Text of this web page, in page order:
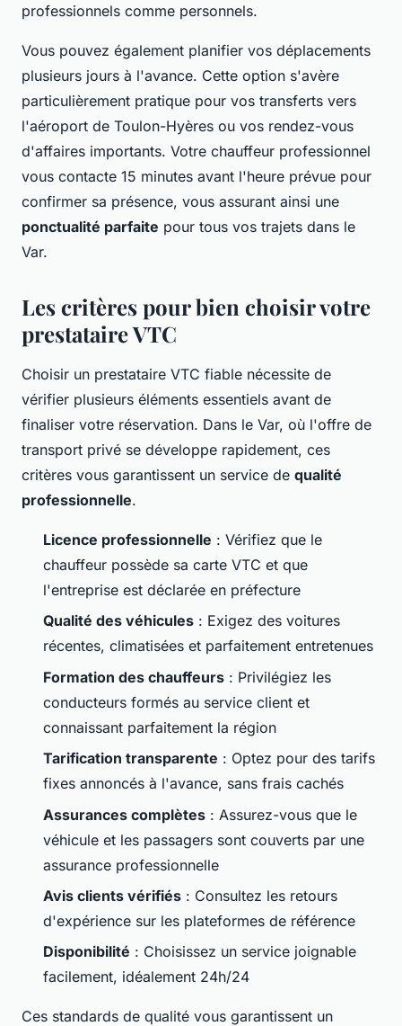
professionnels comme personnels.
Vous pouvez également planifier vos déplacements
plusieurs jours à l'avance. Cette option s'avère
particulièrement pratique pour vos transferts vers
l'aéroport de Toulon-Hyères ou vos rendez-vous
d'affaires importants. Votre chauffeur professionnel
vous contacte 15 minutes avant l'heure prévue pour
confirmer sa présence, vous assurant ainsi une
ponctualité parfaite pour tous vos trajets dans le
Var.
Les critères pour bien choisir votre
prestataire VTC
Choisir un prestataire VTC fiable nécessite de
vérifier plusieurs éléments essentiels avant de
finaliser votre réservation. Dans le Var, où l'offre de
transport privé se développe rapidement, ces
critères vous garantissent un service de qualité
professionnelle.
Licence professionnelle : Vérifiez que le
chauffeur possède sa carte VTC et que
l'entreprise est déclarée en préfecture
Qualité des véhicules : Exigez des voitures
récentes, climatisées et parfaitement entretenues
Formation des chauffeurs : Privilégiez les
conducteurs formés au service client et
connaissant parfaitement la région
Tarification transparente : Optez pour des tarifs
fixes annoncés à l'avance, sans frais cachés
Assurances complètes : Assurez-vous que le
véhicule et les passagers sont couverts par une
assurance professionnelle
Avis clients vérifiés : Consultez les retours
d'expérience sur les plateformes de référence
Disponibilité : Choisissez un service joignable
facilement, idéalement 24h/24
Ces standards de qualité vous garantissent un